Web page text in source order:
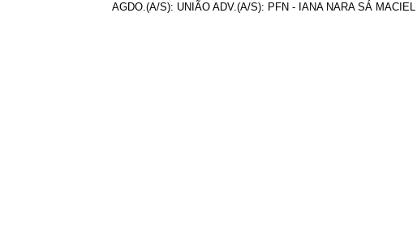
AGDO.(A/S): UNIÃO ADV.(A/S): PFN - IANA NARA SÁ